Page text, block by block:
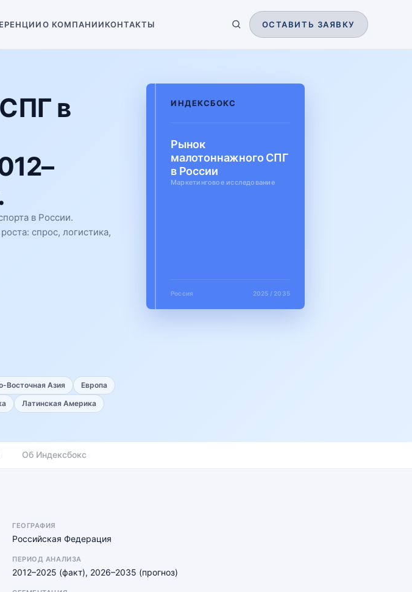
О КОМПАНИИКОНТАКТЫ ОСТАВИТЬ ЗАЯВКУ
в
в России.
спрос, логистика,
Восточная Азия
Европа
Латинская Америка
ИНДЕКСБОКС
Рынок
малотоннажного СПГ
в России
Маркетинговое исследование
Россия 2025 / 2035
Об Индексбокс
ГЕОГРАФИЯ
Российская Федерация
ПЕРИОД АНАЛИЗА
2012–2025 (факт), 2026–2035 (прогноз)